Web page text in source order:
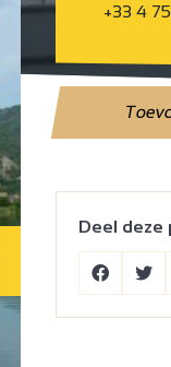
+33 4
Deel deze